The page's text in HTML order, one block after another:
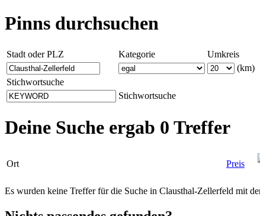
Pinns durchsuchen
Stadt oder PLZ Kategorie
Umkreis
(km)
Stichwortsuche
Stichwortsuche
Deine Suche ergab 0 Treffer
Ort Preis
Es wurden keine Treffer für die Suche in Clausthal-Zellerfeld mit